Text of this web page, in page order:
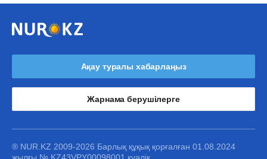
Ақау туралы хабарлаңыз
Жарнама берушілерге
® NUR.KZ 2009-2026 Барлық құқық қорғалған 01.08.2024
жылғы № KZ43VPY00098001 куәлік.